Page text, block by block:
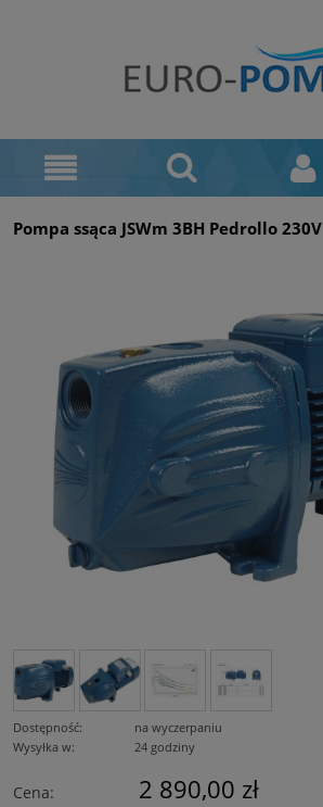
Pompa ssąca JSWm 3BH Pedrollo 230V
Dostępność:
na wyczerpaniu
Wysyłka w:
24 godziny
Cena: 2 890,00 zł